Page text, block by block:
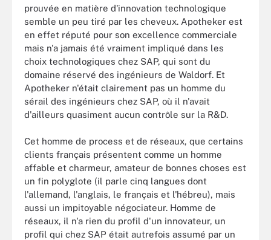
prouvée en matière d'innovation technologique
semble un peu tiré par les cheveux. Apotheker est
en effet réputé pour son excellence commerciale
mais n'a jamais été vraiment impliqué dans les
choix technologiques chez SAP, qui sont du
domaine réservé des ingénieurs de Waldorf. Et
Apotheker n'était clairement pas un homme du
sérail des ingénieurs chez SAP, où il n'avait
d'ailleurs quasiment aucun contrôle sur la R&D.
Cet homme de process et de réseaux, que certains
clients français présentent comme un homme
affable et charmeur, amateur de bonnes choses est
un fin polyglote (il parle cinq langues dont
l'allemand, l'anglais, le français et l'hébreu), mais
aussi un impitoyable négociateur. Homme de
réseaux, il n'a rien du profil d'un innovateur, un
profil qui chez SAP était autrefois assumé par un